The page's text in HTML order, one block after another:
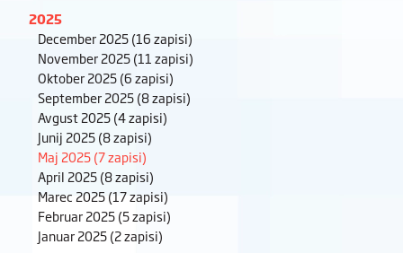
2025
December 2025(16 zapisi)
November 2025(11 zapisi)
Oktober 2025(6 zapisi)
September 2025(8 zapisi)
Avgust 2025(4 zapisi)
Junij 2025(8 zapisi)
Maj 2025(7 zapisi)
April 2025(8 zapisi)
Marec 2025(17 zapisi)
Februar 2025(5 zapisi)
Januar 2025(2 zapisi)